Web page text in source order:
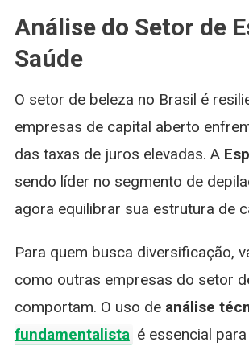
Análise do Setor de
Saúde
O setor de beleza no Brasil é
empresas de capital aberto
das taxas de juros elevadas. A
sendo líder no segmento de
agora equilibrar sua estrutura de
Para quem busca diversificação,
como outras empresas do setor
comportam. O uso de análise
fundamentalista é essencial